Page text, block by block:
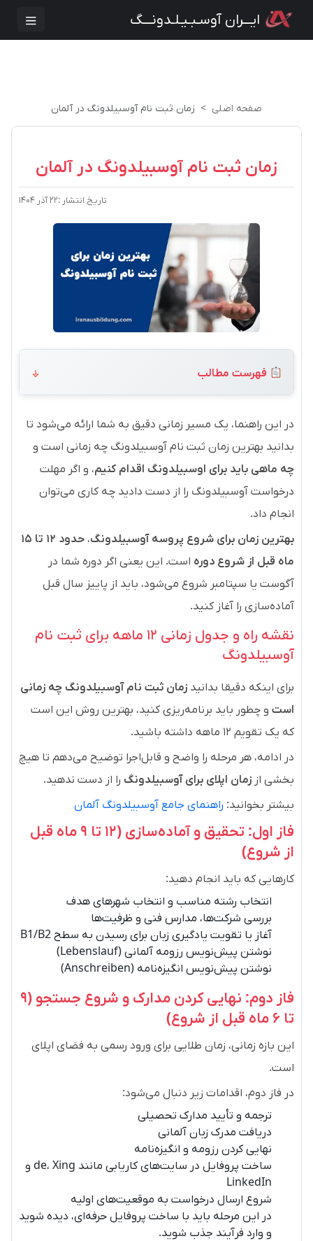
ایـــران آوسـبـیـلـدونـــگ
صفحه اصلی زمان ثبت نام آوسبیلدونگ در آلمان
زمان ثبت نام آوسبیلدونگ در آلمان
تاریخ انتشار :۲۲ آذر ۱۴۰۴
فهرست مطالب
در این راهنما، یک مسیر زمانی دقیق به شما ارائه می‌شود تا
بدانید بهترین زمان ثبت نام آوسبیلدونگ چه زمانی است و
چه ماهی باید برای اوسبیلدونگ اقدام کنیم، و اگر مهلت
درخواست آوسبیلدونگ را از دست دادید چه کاری می‌توان
انجام داد.
بهترین زمان برای شروع پروسه آوسبیلدونگ،
حدود ۱۲ تا ۱۵
ماه قبل از شروع دوره است. این یعنی اگر دوره شما در
آگوست یا سپتامبر شروع می‌شود، باید از پاییز سال قبل
آماده‌سازی را آغاز کنید.
نقشه راه و جدول زمانی ۱۲ ماهه برای ثبت نام
آوسبیلدونگ
برای اینکه دقیقا بدانید زمان ثبت نام آوسبیلدونگ چه زمانی
است و چطور باید برنامه‌ریزی کنید، بهترین روش این است
که یک تقویم ۱۲ ماهه داشته باشید.
در ادامه، هر مرحله را واضح و قابل‌اجرا توضیح می‌دهم تا هیچ
بخشی از زمان اپلای برای آوسبیلدونگ را از دست ندهید.
بیشتر بخوانید: راهنمای جامع آوسبیلدونگ آلمان
فاز اول: تحقیق و آماده‌سازی (۱۲ تا ۹ ماه قبل
از شروع)
کارهایی که باید انجام دهید:
انتخاب رشته مناسب و انتخاب شهرهای هدف
بررسی شرکت‌ها، مدارس فنی و ظرفیت‌ها
آغاز یا تقویت یادگیری زبان برای رسیدن به سطح B1/B2
نوشتن پیش‌نویس رزومه آلمانی (Lebenslauf)
نوشتن پیش‌نویس انگیزه‌نامه (Anschreiben)
فاز دوم: نهایی کردن مدارک و شروع جستجو (۹
تا ۶ ماه قبل از شروع)
این بازه زمانی، زمان طلایی برای ورود رسمی به فضای اپلای
است.
در فاز دوم، اقدامات زیر دنبال می‌شود:
ترجمه و تأیید مدارک تحصیلی
دریافت مدرک زبان آلمانی
نهایی کردن رزومه و انگیزه‌نامه
ساخت پروفایل در سایت‌های کاریابی مانند de، Xing و
LinkedIn
شروع ارسال درخواست به موقعیت‌های اولیه
در این مرحله باید با ساخت پروفایل حرفه‌ای، دیده شوید
و وارد فرآیند جذب شوید.